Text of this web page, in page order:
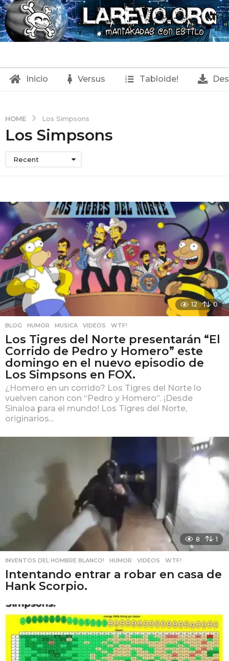
Inicio Versus Tabloide!
HOME Los Simpsons
Los Simpsons
Recent
12 0
BLOG ,HUMOR ,MUSICA ,VIDEOS ,WTF!
Los Tigres del Norte presentarán “El
Corrido de Pedro y Homero” este
domingo en el nuevo episodio de
Los Simpsons en FOX.
¿Homero en un corrido? Los Tigres del Norte lo
vuelven canon con “Pedro y Homero”. ¡Desde
Sinaloa para el mundo! Los Tigres del Norte,
originarios...
8 1
INVENTOS DEL HOMBRE BLANCO! ,HUMOR ,VIDEOS ,WTF!
Intentando entrar a robar en casa de
Hank Scorpio.